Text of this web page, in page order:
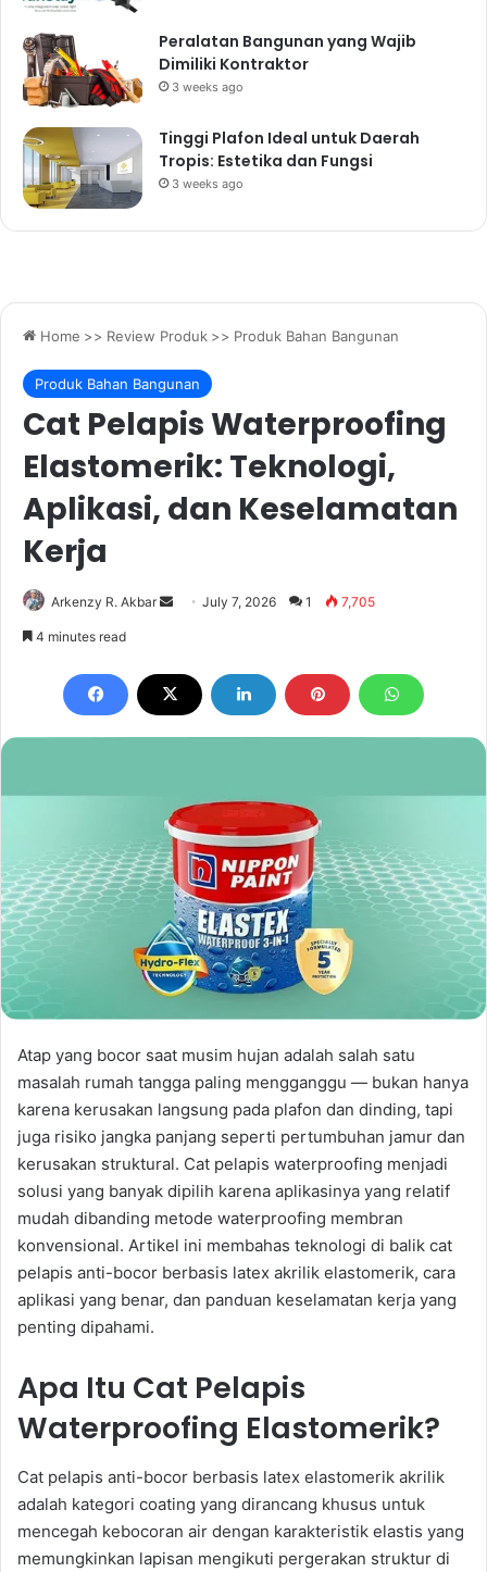
Peralatan Bangunan yang Wajib
Dimiliki Kontraktor
3 weeks ago
Tinggi Plafon Ideal untuk Daerah
Tropis: Estetika dan Fungsi
3 weeks ago